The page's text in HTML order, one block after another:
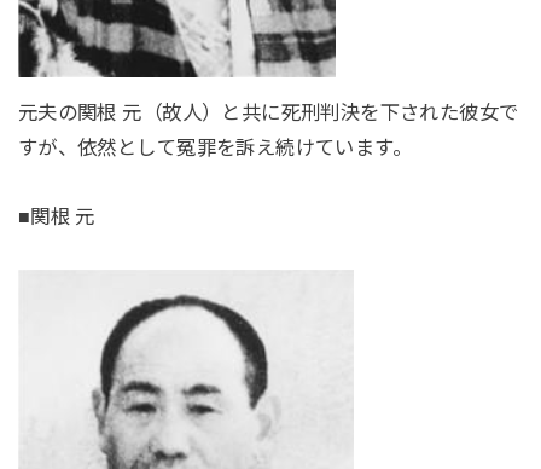
元夫の関根 元（故人）と共に死刑判決を下された彼女で
すが、依然として冤罪を訴え続けています。
■関根 元